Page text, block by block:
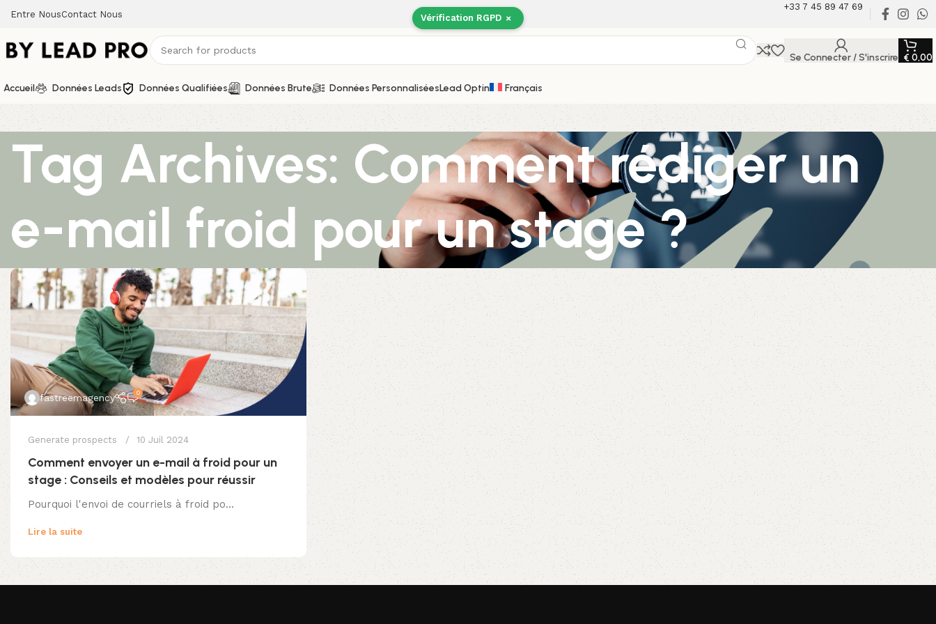
Vérification RGPD ×
Entre NousContact Nous
+33 7 45 89 47 69
Se Connecter / S'inscrire € 0,00
Accueil Données Leads Données Qualifiées Données Brute Données PersonnaliséesLead Optin Français
Tag Archives: Comment rédiger un
e-mail froid pour un stage ?
fastreemagency 0
Generate prospects 10 Juil 2024
Comment envoyer un e-mail à froid pour un
stage : Conseils et modèles pour réussir
Pourquoi l'envoi de courriels à froid po...
Lire la suite